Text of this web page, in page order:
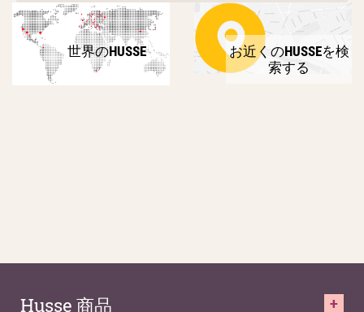
世界のHUSSE
お近くのHUSSEを検
索する
Husse 商品